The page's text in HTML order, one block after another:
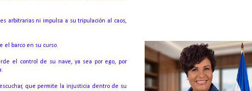
arbitrarias ni impulsa a su tripulación al caos,
el barco en su curso.
el control de su nave, ya sea por ego, por
que permite la injusticia dentro de su